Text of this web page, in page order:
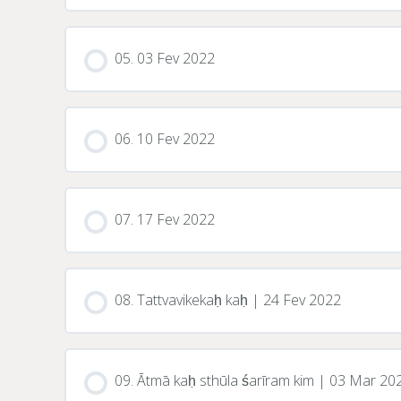
05. 03 Fev 2022
06. 10 Fev 2022
07. 17 Fev 2022
08. Tattvavikekaḥ kaḥ | 24 Fev 2022
09. Ātmā kaḥ sthūla śarīram kim | 03 Mar